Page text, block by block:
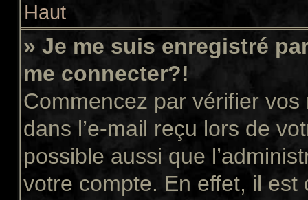
Haut
» Je me suis enregistré
me connecter?!
Commencez par vérifier vos
dans l’e-mail reçu lors de
possible aussi que
votre compte. En effet, il